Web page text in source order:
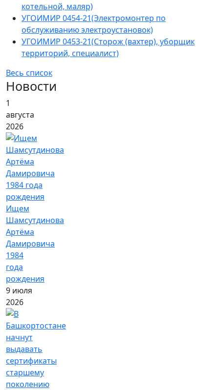
котельной, маляр)
УГОИМИР 0454-21(Электромонтер по
обслуживанию электроустановок)
УГОИМИР 0453-21(Сторож (вахтер), уборщик
территорий, специалист)
Весь список
Новости
1
августа
2026
Ищем
Шамсутдинова
Артёма
Дамировича
1984
года
рождения
9 июля
2026